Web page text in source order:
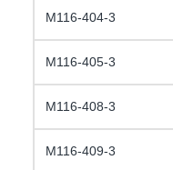
M116-404-3
M116-405-3
M116-408-3
M116-409-3